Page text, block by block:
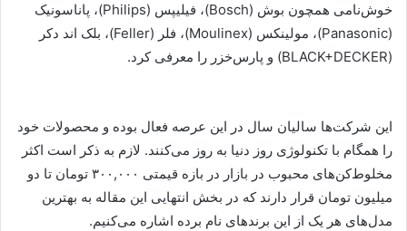
خوش‌نامی همچون بوش (Bosch)، فیلیپس (Philips)، پاناسونیک
(Panasonic)، مولینکس (Moulinex)، فلر (Feller)، بلک اند دکر
(BLACK+DECKER) و پارس‌خزر را معرفی کرد.
این شرکت‌ها سالیان سال در این عرصه فعال بوده و محصولات خود
را همگام با تکنولوژی روز دنیا به روز می‌کنند. لازم به ذکر است اکثر
مخلوط‌کن‌های محبوب در بازار در بازه قیمتی ۳۰۰,۰۰۰ تومان تا دو
میلیون تومان قرار دارند که در بخش انتهایی این مقاله به بهترین
مدل‌های هر یک از این برندهای نام برده اشاره می‌کنیم.